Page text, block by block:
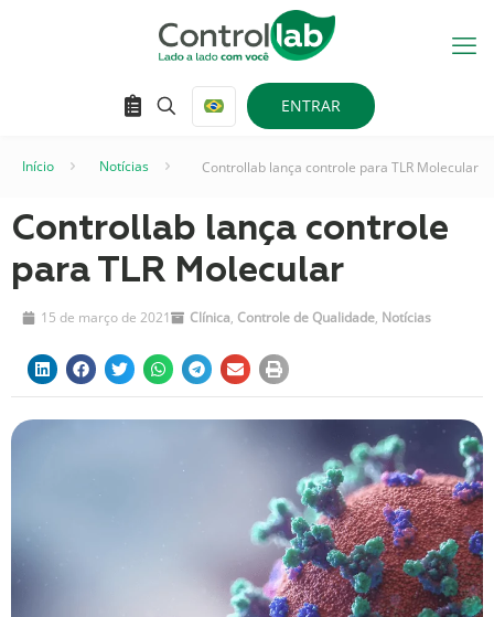
ENTRAR
Início Notícias Controllab lança controle para TLR Molecular
Controllab lança controle
para TLR Molecular
15 de março de 2021 Clínica, Controle de Qualidade, Notícias